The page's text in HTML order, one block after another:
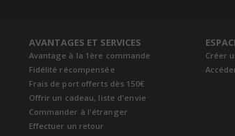
AVANTAGES ET SERVICES
Avantage à la 1ère commande
Fidélité récompensée
Frais de port offerts dès 150€
Offrir un cadeau, liste d'envie
Commander à l'étranger
Effectuer un retour
Créer